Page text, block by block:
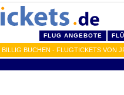
FLUG ANGEBOTE
BUCHEN - FLUGTICKETS VON